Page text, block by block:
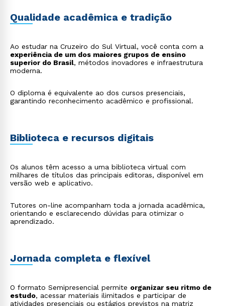
Qualidade acadêmica e tradição
Ao estudar na Cruzeiro do Sul Virtual, você conta com a
experiência de um dos maiores grupos de ensino
superior do Brasil, métodos inovadores e infraestrutura
moderna.
O diploma é equivalente ao dos cursos presenciais,
garantindo reconhecimento acadêmico e profissional.
Biblioteca e recursos digitais
Os alunos têm acesso a uma biblioteca virtual com
milhares de títulos das principais editoras, disponível em
versão web e aplicativo.
Tutores on-line acompanham toda a jornada acadêmica,
orientando e esclarecendo dúvidas para otimizar o
aprendizado.
Jornada completa e flexível
O formato Semipresencial permite organizar seu ritmo de
estudo, acessar materiais ilimitados e participar de
atividades presenciais ou estágios previstos na matriz